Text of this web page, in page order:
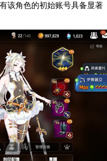
该角色的初始账号具备显著